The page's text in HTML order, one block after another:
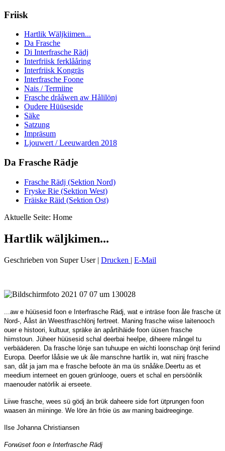
Friisk
Hartlik Wäljkiimen...
Da Frasche
Di Interfrasche Rädj
Interfriisk ferklååring
Interfriisk Kongräs
Interfrasche Foone
Nais / Termiine
Frasche drååwen aw Hålilönj
Oudere Hüüseside
Säke
Satzung
Impräsum
Ljouwert / Leeuwarden 2018
Da Frasche Rädje
Frasche Rädj (Sektion Nord)
Fryske Rie (Sektion West)
Fräiske Räid (Sektion Ost)
Aktuelle Seite: Home
Hartlik wäljkimen...
Geschrieben von Super User| Drucken | E-Mail
...aw e hüüsesid foon e Interfrasche Rädj, wat e inträse foon åle frasche üt
Nord-, Ååst än Weestfraschlönj fertreet. Maning frasche wiise laitenooch
ouer e histoori, kultuur, spräke än apårtihäide foon üüsen frasche
hiimstoun. Jüheer hüüsesid schal deerbai heelpe, diheere mångel tu
verbääderen. Da frasche lönje san tuhuupe en wichti loonschap önjt feriind
Europa. Deerfor lååsie we uk åle manschne hartlik in, wat niinj frasche
san, dåt ja jam ma e frasche befoote än ma üs snååke. Deertu as et
meedium interneet en gouen grünlooge, ouers et schal en persöönlik
maenouder natörlik ai erseete.
Liiwe frasche, wees sü gödj än brük daheere side fort ütprungen foon
waasen än miininge. We löre än fröie üs aw maning baidreeginge.
Ilse Johanna Christiansen
Forwüset foon e Interfrasche Rädj